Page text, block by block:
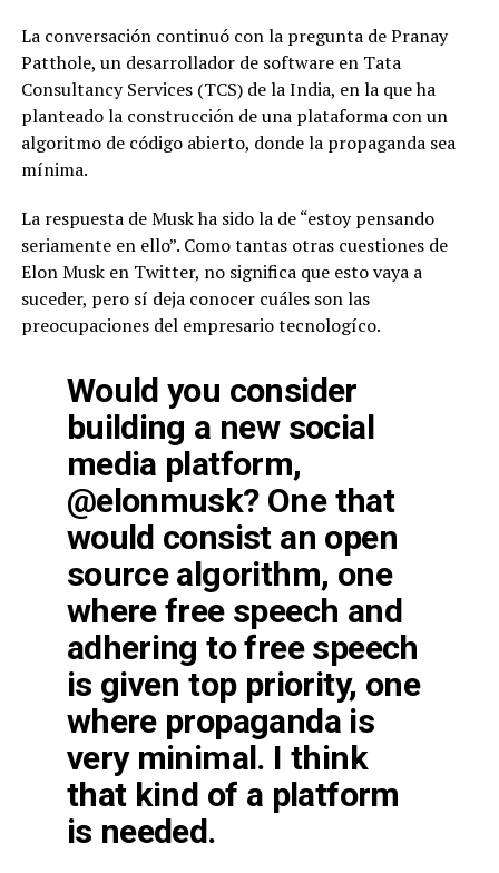
La conversación continuó con la pregunta de Pranay
Patthole, un desarrollador de software en Tata
Consultancy Services (TCS) de la India, en la que ha
planteado la construcción de una plataforma con un
algoritmo de código abierto, donde la propaganda sea
mínima.
La respuesta de Musk ha sido la de “estoy pensando
seriamente en ello”. Como tantas otras cuestiones de
Elon Musk en Twitter, no significa que esto vaya a
suceder, pero sí deja conocer cuáles son las
preocupaciones del empresario tecnologíco.
Would you consider
building a new social
media platform,
@elonmusk? One that
would consist an open
source algorithm, one
where free speech and
adhering to free speech
is given top priority, one
where propaganda is
very minimal. I think
that kind of a platform
is needed.